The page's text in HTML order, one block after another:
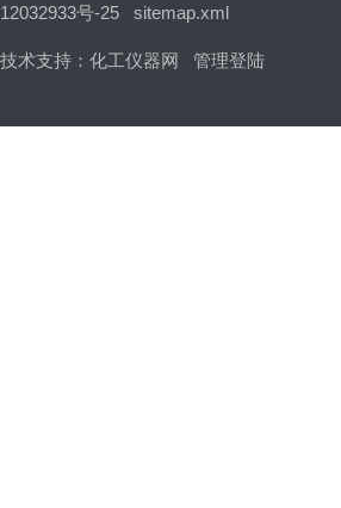
12032933号-25 sitemap.xml
技术支持： 化工仪器网 管理登陆